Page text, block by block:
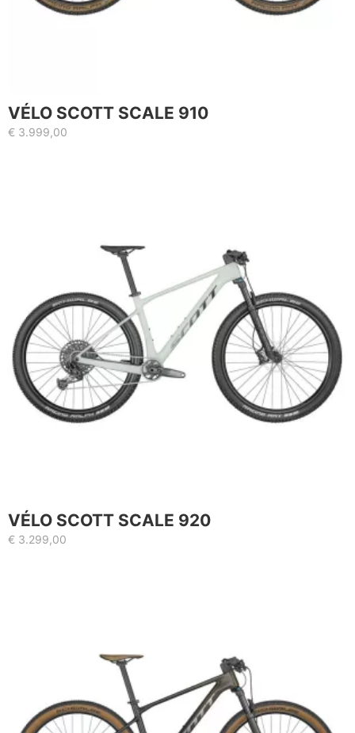
VÉLO SCOTT SCALE 910
€ 3.999,00
VÉLO SCOTT SCALE 920
€ 3.299,00